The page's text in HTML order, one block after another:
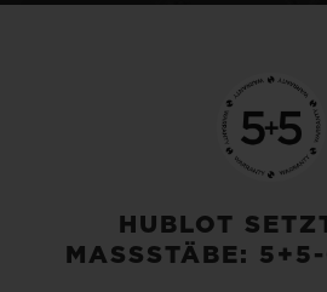
HUBLOT
MASSSTÄBE: